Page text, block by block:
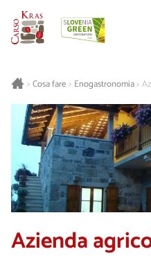
>Cosa fare> Enogastronomia>
Azienda